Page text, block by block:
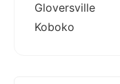
Gloversville
Koboko